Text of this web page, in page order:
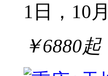
1日，10
￥6880起